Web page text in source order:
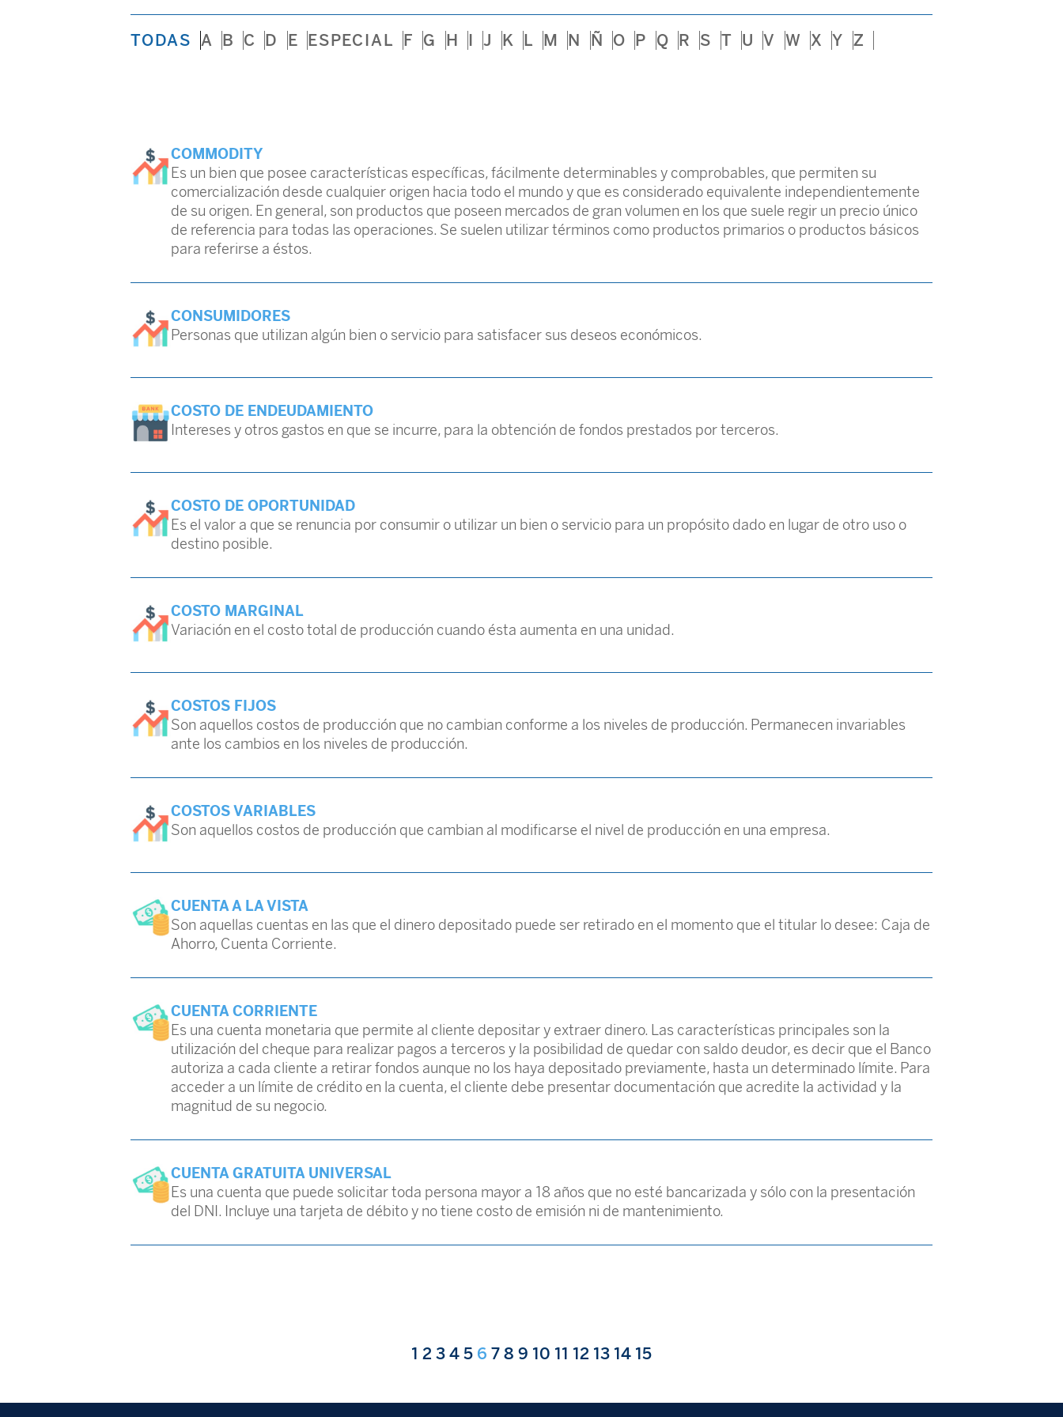
A B C D E ESPECIAL F G H I J K L M N Ñ O P Q R S T U V W X Y Z
TODAS
COMMODITY
Es un bien que posee características específicas, fácilmente determinables y comprobables, que permiten su
comercialización desde cualquier origen hacia todo el mundo y que es considerado equivalente independientemente
de su origen. En general, son productos que poseen mercados de gran volumen en los que suele regir un precio único
de referencia para todas las operaciones. Se suelen utilizar términos como productos primarios o productos básicos
para referirse a éstos.
CONSUMIDORES
Personas que utilizan algún bien o servicio para satisfacer sus deseos económicos.
COSTO DE ENDEUDAMIENTO
Intereses y otros gastos en que se incurre, para la obtención de fondos prestados por terceros.
COSTO DE OPORTUNIDAD
Es el valor a que se renuncia por consumir o utilizar un bien o servicio para un propósito dado en lugar de otro uso o
destino posible.
COSTO MARGINAL
Variación en el costo total de producción cuando ésta aumenta en una unidad.
COSTOS FIJOS
Son aquellos costos de producción que no cambian conforme a los niveles de producción. Permanecen invariables
ante los cambios en los niveles de producción.
COSTOS VARIABLES
Son aquellos costos de producción que cambian al modificarse el nivel de producción en una empresa.
CUENTA A LA VISTA
Son aquellas cuentas en las que el dinero depositado puede ser retirado en el momento que el titular lo desee: Caja de
Ahorro, Cuenta Corriente.
CUENTA CORRIENTE
Es una cuenta monetaria que permite al cliente depositar y extraer dinero. Las características principales son la
utilización del cheque para realizar pagos a terceros y la posibilidad de quedar con saldo deudor, es decir que el Banco
autoriza a cada cliente a retirar fondos aunque no los haya depositado previamente, hasta un determinado límite. Para
acceder a un límite de crédito en la cuenta, el cliente debe presentar documentación que acredite la actividad y la
magnitud de su negocio.
CUENTA GRATUITA UNIVERSAL
Es una cuenta que puede solicitar toda persona mayor a 18 años que no esté bancarizada y sólo con la presentación
del DNI. Incluye una tarjeta de débito y no tiene costo de emisión ni de mantenimiento.
1 2 3 4 5 6 7 8 9 10 11 12 13 14 15